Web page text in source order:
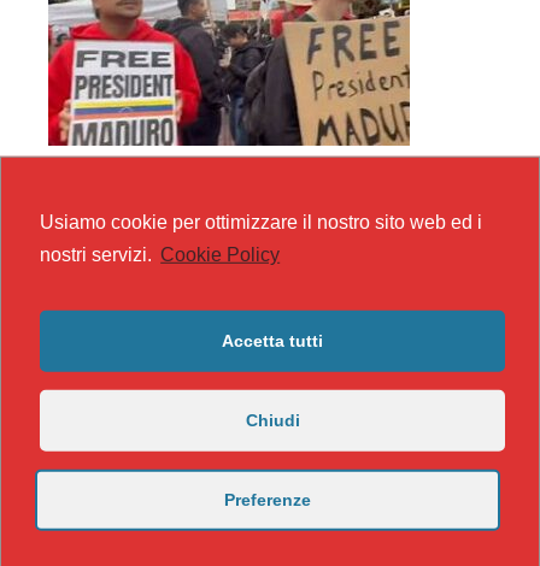
Usiamo cookie per ottimizzare il nostro sito web ed i
nostri servizi. Cookie Policy
Accetta tutti
Chiudi
Preferenze